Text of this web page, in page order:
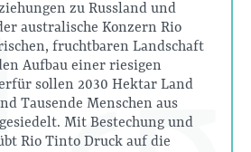
zu Russland und
australische Konzern Rio
fruchtbaren Landschaft
Aufbau einer riesigen
sollen 2030 Hektar Land
Tausende Menschen aus
Mit Bestechung und
Rio Tinto Druck auf die